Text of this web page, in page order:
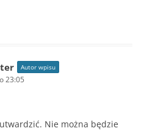
Autor wpisu
23:05
Nie można będzie